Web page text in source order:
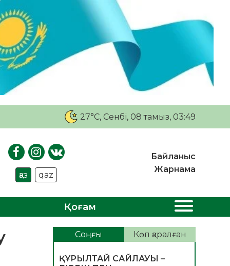
27°C, Сенбі, 08 тамыз, 03:49
қаз qaz
Байланыс
Жарнама
Қоғам
Соңғы Көп қаралған
ҚҰРЫЛТАЙ САЙЛАУЫ –